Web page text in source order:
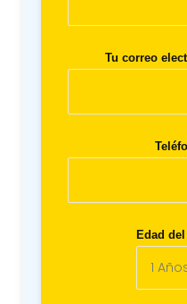
Tu correo
Edad